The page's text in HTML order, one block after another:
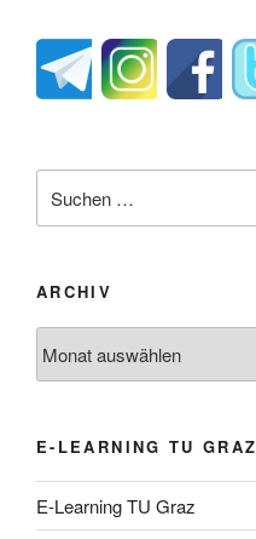
nach:
ARCHIV
E-LEARNING TU GRAZ
E-Learning TU Graz